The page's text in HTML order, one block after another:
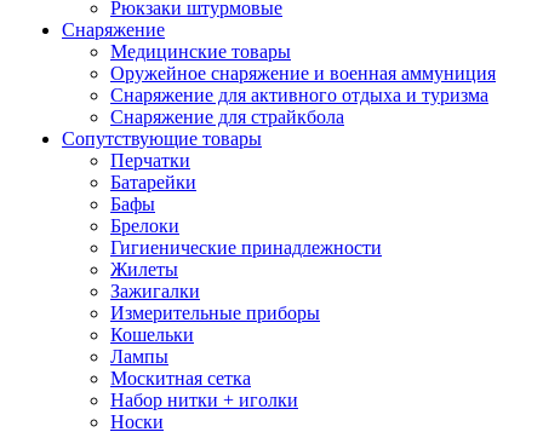
Рюкзаки штурмовые
Снаряжение
Медицинские товары
Оружейное снаряжение и военная аммуниция
Снаряжение для активного отдыха и туризма
Снаряжение для страйкбола
Сопутствующие товары
Перчатки
Батарейки
Бафы
Брелоки
Гигиенические принадлежности
Жилеты
Зажигалки
Измерительные приборы
Кошельки
Лампы
Москитная сетка
Набор нитки + иголки
Носки